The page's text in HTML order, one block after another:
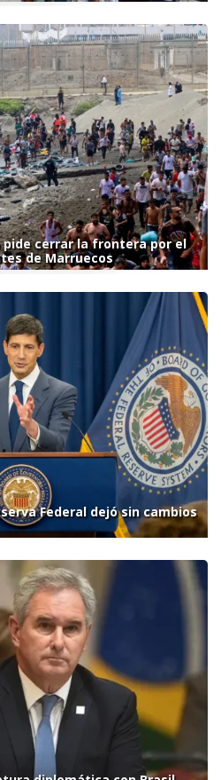
pide cerrar la frontera por el
de Marruecos
Federal dejó sin cambios